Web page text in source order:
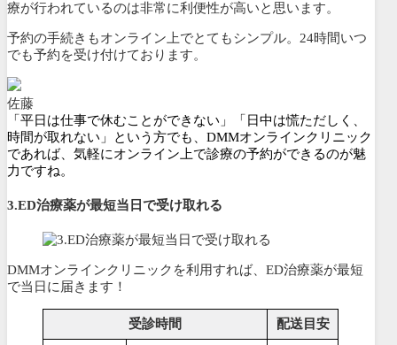
療が行われているのは非常に利便性が高いと思います。
予約の手続きもオンライン上でとてもシンプル。 24時間いつ
でも予約を受け付けております。
佐藤
「平日は仕事で休むことができない」「日中は慌ただしく、
時間が取れない」という方でも、DMMオンラインクリニック
であれば、気軽にオンライン上で診療の予約ができるのが魅
力ですね。
3.ED治療薬が最短当日で受け取れる
DMMオンラインクリニックを利用すれば、ED治療薬が最短
で当日に届きます！
受診時間 配送目安